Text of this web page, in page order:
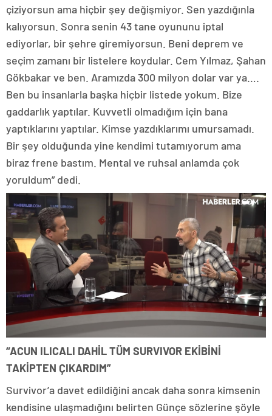
çiziyorsun ama hiçbir şey değişmiyor. Sen yazdığınla
kalıyorsun. Sonra senin 43 tane oyununu iptal
ediyorlar, bir şehre giremiyorsun. Beni deprem ve
seçim zamanı bir listelere koydular. Cem Yılmaz, Şahan
Gökbakar ve ben. Aramızda 300 milyon dolar var ya….
Ben bu insanlarla başka hiçbir listede yokum. Bize
gaddarlık yaptılar. Kuvvetli olmadığım için bana
yaptıklarını yaptılar. Kimse yazdıklarımı umursamadı.
Bir şey olduğunda yine kendimi tutamıyorum ama
biraz frene bastım. Mental ve ruhsal anlamda çok
yoruldum” dedi.
“ACUN ILICALI DAHİL TÜM SURVIVOR EKİBİNİ
TAKİPTEN ÇIKARDIM”
Survivor’a davet edildiğini ancak daha sonra kimsenin
kendisine ulaşmadığını belirten Günçe sözlerine şöyle